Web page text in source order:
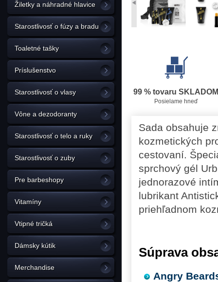
Žiletky a náhradné hlavice
Starostlivosť o fúzy a bradu
Toaletné tašky
Príslušenstvo
Starostlivosť o vlasy
Vône a dezodoranty
Starostlivosť o telo a ruky
Starostlivosť o zuby
Pre barbeshopy
Vitamíny
Vtipné tričká
Dámsky kútik
Merchandise
99 % tovaru SKLADOM
Posielame hneď
Sada obsahuje
kozmetických
cestovaní.
sprchový gél
jednorazové
lubrikant
priehľadnom
Súprava
Angry